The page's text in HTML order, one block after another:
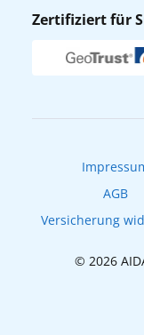
Verhaltens- &
Newsletter
Zertifiziert für
AGB
Versicherung
© 2026